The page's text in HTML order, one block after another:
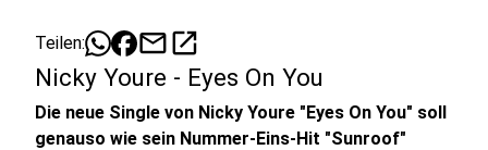
Teilen: mailopen_in_new
Nicky Youre - Eyes On You
Die neue Single von Nicky Youre "Eyes On You" soll
genauso wie sein Nummer-Eins-Hit "Sunroof"